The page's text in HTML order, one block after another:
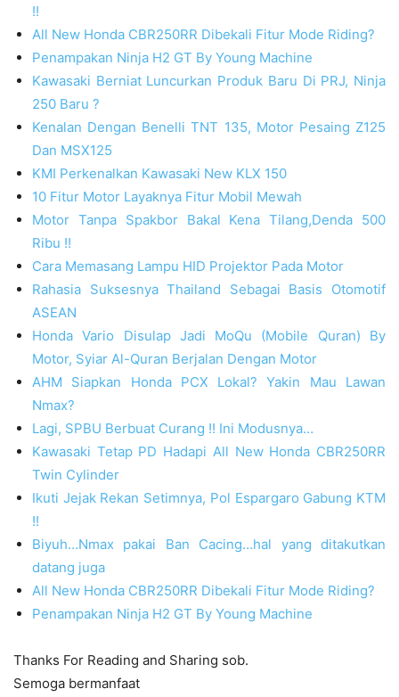
!!
All New Honda CBR250RR Dibekali Fitur Mode Riding?
Penampakan Ninja H2 GT By Young Machine
Kawasaki Berniat Luncurkan Produk Baru Di PRJ, Ninja
250 Baru ?
Kenalan Dengan Benelli TNT 135, Motor Pesaing Z125
Dan MSX125
KMI Perkenalkan Kawasaki New KLX 150
10 Fitur Motor Layaknya Fitur Mobil Mewah
Motor Tanpa Spakbor Bakal Kena Tilang,Denda 500
Ribu !!
Cara Memasang Lampu HID Projektor Pada Motor
Rahasia Suksesnya Thailand Sebagai Basis Otomotif
ASEAN
Honda Vario Disulap Jadi MoQu (Mobile Quran) By
Motor, Syiar Al-Quran Berjalan Dengan Motor
AHM Siapkan Honda PCX Lokal? Yakin Mau Lawan
Nmax?
Lagi, SPBU Berbuat Curang !! Ini Modusnya…
Kawasaki Tetap PD Hadapi All New Honda CBR250RR
Twin Cylinder
Ikuti Jejak Rekan Setimnya, Pol Espargaro Gabung KTM
!!
Biyuh…Nmax pakai Ban Cacing…hal yang ditakutkan
datang juga
All New Honda CBR250RR Dibekali Fitur Mode Riding?
Penampakan Ninja H2 GT By Young Machine
Thanks For Reading and Sharing sob.
Semoga bermanfaat